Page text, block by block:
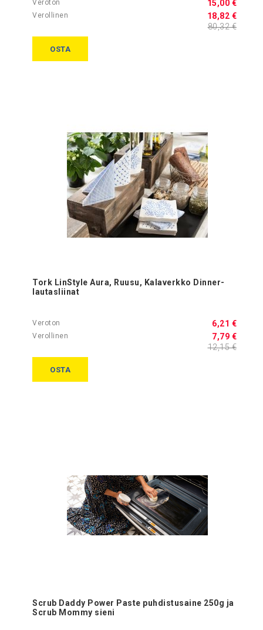
18,82 €
15,00 €
80,32 €
OSTA
Tork LinStyle Aura, Ruusu, Kalaverkko Dinner-
lautasliinat
7,79 €
6,21 €
12,15 €
OSTA
Scrub Daddy Power Paste puhdistusaine 250g ja
Scrub Mommy sieni